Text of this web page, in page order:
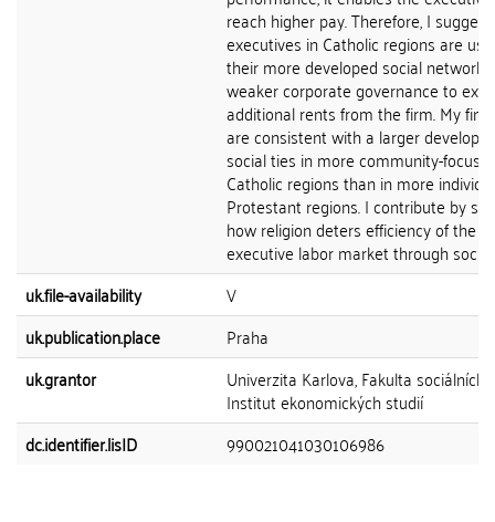
reach higher pay. Therefore, I
executives in Catholic regions are
their more developed social
weaker corporate governance to
additional rents from the firm. My
are consistent with a larger
social ties in more community-
Catholic regions than in more
Protestant regions. I contribute by
how religion deters efficiency of the
executive labor market through
uk.file-availability
V
uk.publication.place
Praha
uk.grantor
Univerzita Karlova, Fakulta sociálních
Institut ekonomických studií
dc.identifier.lisID
990021041030106986